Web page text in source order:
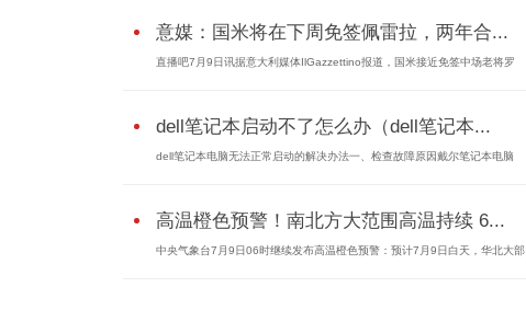
意媒：国米将在下周免签佩雷拉，两年合...
直播吧7月9日讯据意大利媒体IlGazzettino报道，国米接近免签中场老将罗
dell笔记本启动不了怎么办（dell笔记本...
dell笔记本电脑无法正常启动的解决办法一、检查故障原因戴尔笔记本电脑
高温橙色预警！南北方大范围高温持续 6...
中央气象台7月9日06时继续发布高温橙色预警：预计7月9日白天，华北大部